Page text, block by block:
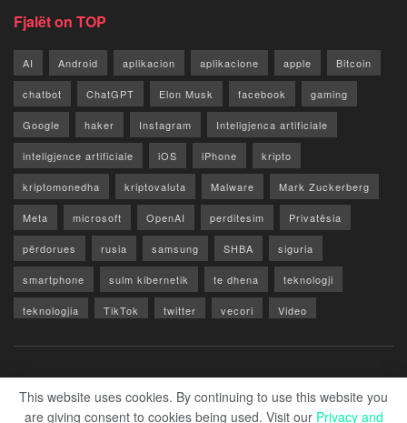
Fjalët on TOP
AI Android aplikacion aplikacione apple Bitcoin
chatbot ChatGPT Elon Musk facebook gaming
Google haker Instagram Inteligjenca artificiale
inteligjence artificiale iOS iPhone kripto
kriptomonedha kriptovaluta Malware Mark Zuckerberg
Meta microsoft OpenAI perditesim Privatësia
përdorues rusia samsung SHBA siguria
smartphone sulm kibernetik te dhena teknologji
teknologjia TikTok twitter vecori Video
This website uses cookies. By continuing to use this website you
are giving consent to cookies being used. Visit our Privacy and